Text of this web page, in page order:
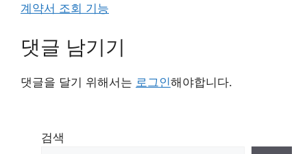
계약서 조회 기능
댓글 남기기
댓글을 달기 위해서는 로그인해야합니다.
검색